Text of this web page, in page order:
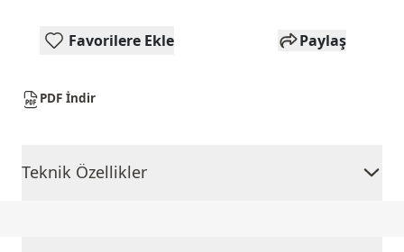
Favorilere Ekle Paylaş
PDF İndir
Teknik Özellikler